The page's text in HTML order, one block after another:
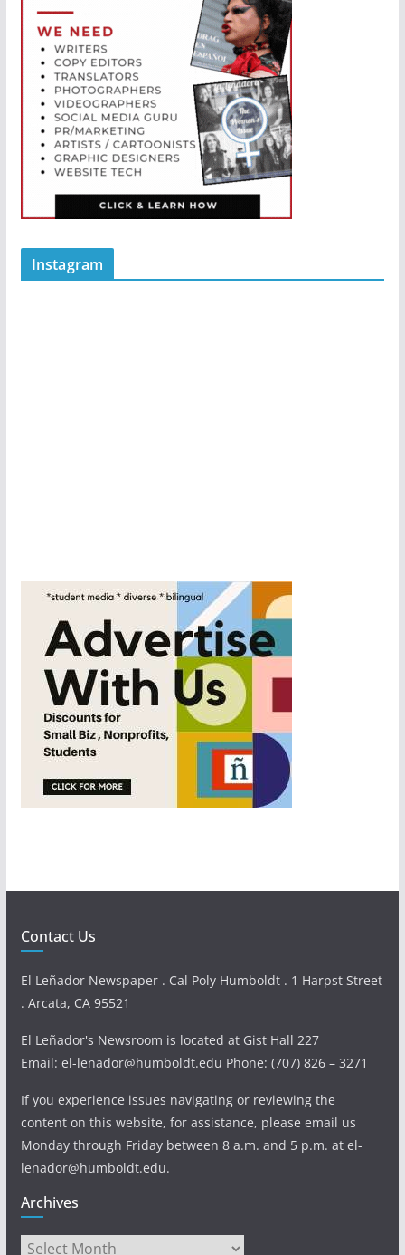
Instagram
Contact Us
El Leñador Newspaper . Cal Poly Humboldt . 1 Harpst Street
. Arcata, CA 95521
El Leñador's Newsroom is located at Gist Hall 227
Email: el-lenador@humboldt.edu Phone: (707) 826 – 3271
If you experience issues navigating or reviewing the
content on this website, for assistance, please email us
Monday through Friday between 8 a.m. and 5 p.m. at el-
lenador@humboldt.edu.
Archives
Archives